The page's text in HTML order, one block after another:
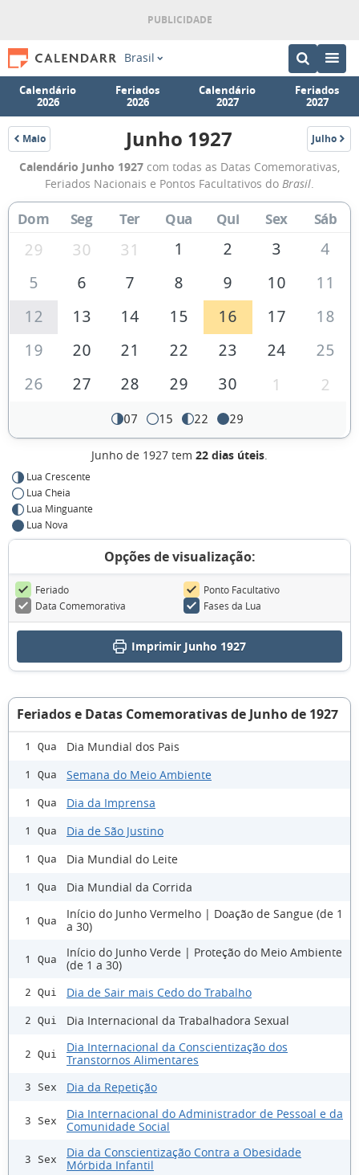
Brasil
Calendário
2026
Feriados
2026
Calendário
2027
Feriados
2027
Maio
1927
Calendário
de
Junho
de
1927
Junho 1927 Julho
1927
Calendário Junho 1927 com todas as Datas Comemorativas,
Feriados Nacionais e Pontos Facultativos do Brasil.
Dom Seg Ter Qua Qui Sex Sáb
29 30 31 1 2 3
4
5
6 7 8 9 10
11
12
13 14 15 16 17
18
19
20 21 22 23 24
25
26
27 28 29 30 1 2
07 15 22 29
Junho de 1927 tem 22 dias úteis.
Lua Crescente
Lua Cheia
Lua Minguante
Lua Nova
Opções de visualização:
Feriado
Ponto Facultativo
Data Comemorativa
Fases da Lua
Imprimir Junho 1927
Feriados e Datas Comemorativas de Junho de 1927
1 Qua Dia Mundial dos Pais
1 Qua Semana do Meio Ambiente
1 Qua Dia da Imprensa
1 Qua Dia de São Justino
1 Qua Dia Mundial do Leite
1 Qua Dia Mundial da Corrida
1 Qua
Início do Junho Vermelho | Doação de Sangue (de 1
a 30)
1 Qua
Início do Junho Verde | Proteção do Meio Ambiente
(de 1 a 30)
2 Qui Dia de Sair mais Cedo do Trabalho
2 Qui Dia Internacional da Trabalhadora Sexual
2 Qui
Dia Internacional da Conscientização dos
Transtornos Alimentares
3 Sex Dia da Repetição
3 Sex
Dia Internacional do Administrador de Pessoal e da
Comunidade Social
3 Sex
Dia da Conscientização Contra a Obesidade
Mórbida Infantil